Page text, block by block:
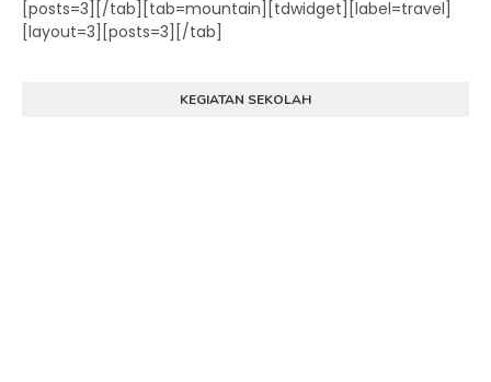
[posts=3][/tab][tab=mountain][tdwidget][label=travel]
[layout=3][posts=3][/tab]
KEGIATAN SEKOLAH